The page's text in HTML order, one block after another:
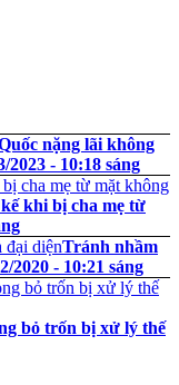
nặng lãi không
2023 - 10:18 sáng
khi bị cha mẹ từ
Tránh nhầm
2020 - 10:21 sáng
bỏ trốn bị xử lý thế